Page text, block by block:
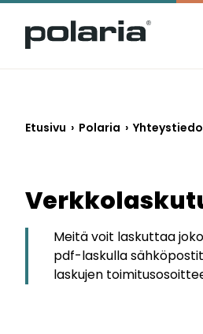
https://polaria.fi/name
Etusivu › Polaria ›
Meitä voit laskuttaa
pdf-laskulla
laskujen